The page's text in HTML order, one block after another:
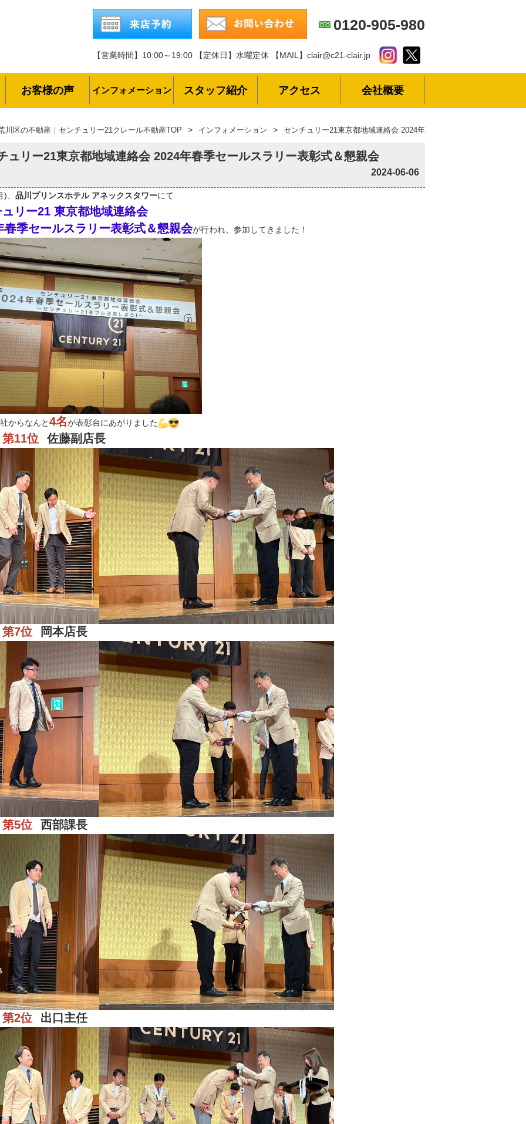
0120-905-980
【営業時間】10:00～19:00 【定休日】水曜定休 【MAIL】clair@c21-clair.jp
お客様の声 インフォメーション スタッフ紹介 アクセス 会社概要
川区の不動産｜センチュリー21クレール不動産TOP インフォメーション センチュリー21東京都地域連絡会 2024年春季セールスラリー表彰式
ュリー21東京都地域連絡会 2024年春季セールスラリー表彰式＆懇親会
2024-06-06
、 品川プリンスホテル アネックスタワーにて
リー21 東京都地域連絡会
春季セールスラリー表彰式＆懇親会が行われ、参加してきました！
からなんと4名が表彰台にあがりました
第11位 佐藤副店長
第7位 岡本店長
第5位 西部課長
第2位 出口主任